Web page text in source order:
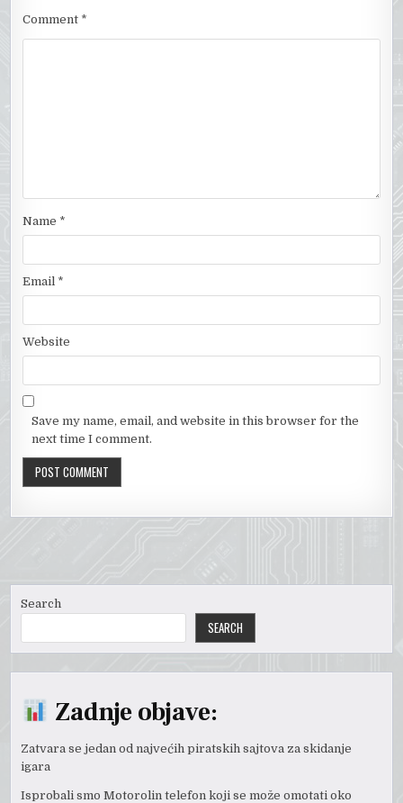
Comment *
Name *
Email *
Website
Save my name, email, and website in this browser for the
next time I comment.
Search
SEARCH
Zadnje objave:
Zatvara se jedan od najvećih piratskih sajtova za skidanje
igara
Isprobali smo Motorolin telefon koji se može omotati oko